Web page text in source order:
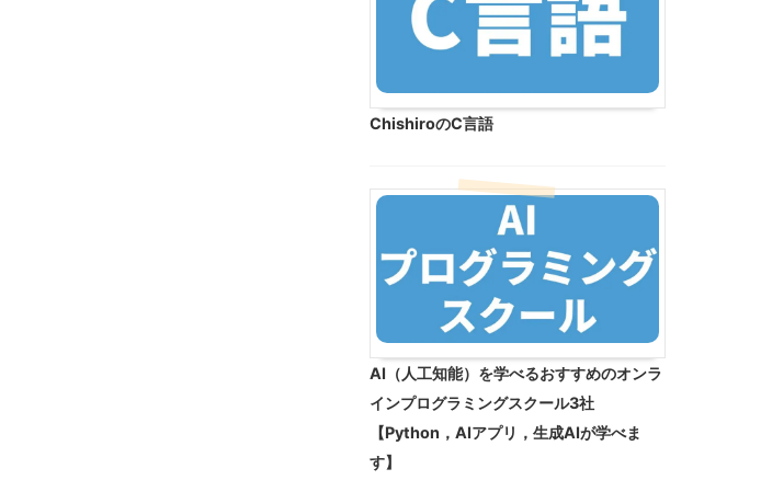
ChishiroのC言語
AI（人工知能）を学べるおすすめのオンラ
インプログラミングスクール3社
【Python，AIアプリ，生成AIが学べま
す】